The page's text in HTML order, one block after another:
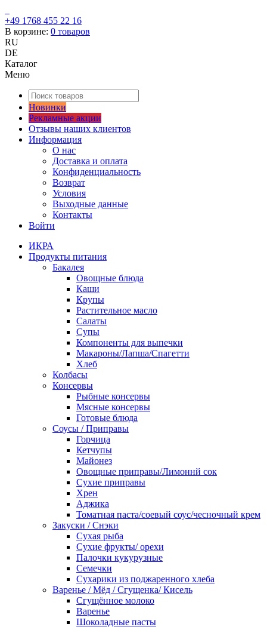
+49 1768 455 22 16
В корзине: 0 товаров
RU
DE
Каталог
Меню
Новинки
Рекламные акции
Отзывы наших клиентов
Информация
О нас
Доставка и оплата
Конфиденциальность
Возврат
Условия
Выходные данные
Контакты
Войти
ИКРА
Продукты питания
Бакалея
Овощные блюда
Каши
Крупы
Растительное масло
Салаты
Супы
Компоненты для выпечки
Макароны/Лапша/Спагетти
Хлеб
Колбасы
Консервы
Рыбные консервы
Мясные консервы
Готовые блюда
Соусы / Приправы
Горчица
Кетчупы
Майонез
Овощные приправы/Лимоннй сок
Сухие приправы
Хрен
Аджика
Томатная паста/соевый соус/чесночный крем
Закуски / Снэки
Сухая рыба
Сухие фрукты/ орехи
Палочки кукурузные
Семечки
Сухарики из поджаренного хлеба
Варенье / Мёд / Сгущенка/ Кисель
Сгущённое молоко
Варенье
Шоколадные пасты